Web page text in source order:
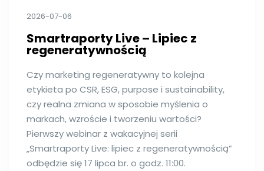
2026-07-06
Smartraporty Live – Lipiec z
regeneratywnością
Czy marketing regeneratywny to kolejna
etykieta po CSR, ESG, purpose i sustainability,
czy realna zmiana w sposobie myślenia o
markach, wzroście i tworzeniu wartości?
Pierwszy webinar z wakacyjnej serii
„Smartraporty Live: lipiec z regeneratywnością”
odbędzie się 17 lipca br. o godz. 11:00.